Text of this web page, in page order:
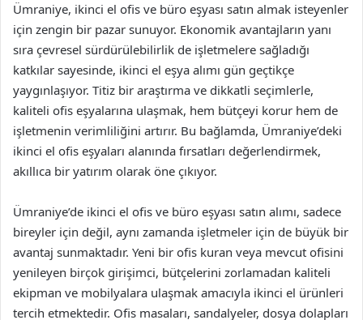
Ümraniye, ikinci el ofis ve büro eşyası satın almak isteyenler
için zengin bir pazar sunuyor. Ekonomik avantajların yanı
sıra çevresel sürdürülebilirlik de işletmelere sağladığı
katkılar sayesinde, ikinci el eşya alımı gün geçtikçe
yaygınlaşıyor. Titiz bir araştırma ve dikkatli seçimlerle,
kaliteli ofis eşyalarına ulaşmak, hem bütçeyi korur hem de
işletmenin verimliliğini artırır. Bu bağlamda, Ümraniye’deki
ikinci el ofis eşyaları alanında fırsatları değerlendirmek,
akıllıca bir yatırım olarak öne çıkıyor.
Ümraniye’de ikinci el ofis ve büro eşyası satın alımı, sadece
bireyler için değil, aynı zamanda işletmeler için de büyük bir
avantaj sunmaktadır. Yeni bir ofis kuran veya mevcut ofisini
yenileyen birçok girişimci, bütçelerini zorlamadan kaliteli
ekipman ve mobilyalara ulaşmak amacıyla ikinci el ürünleri
tercih etmektedir. Ofis masaları, sandalyeler, dosya dolapları